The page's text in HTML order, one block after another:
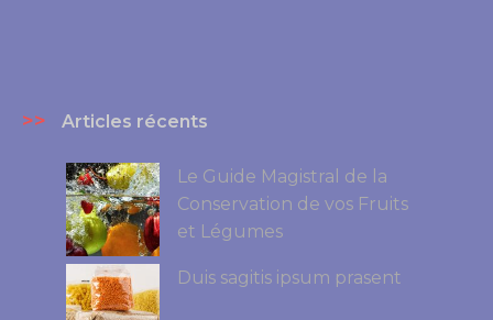
>> Articles récents
Le Guide Magistral de la
Conservation de vos Fruits
et Légumes
Duis sagitis ipsum prasent